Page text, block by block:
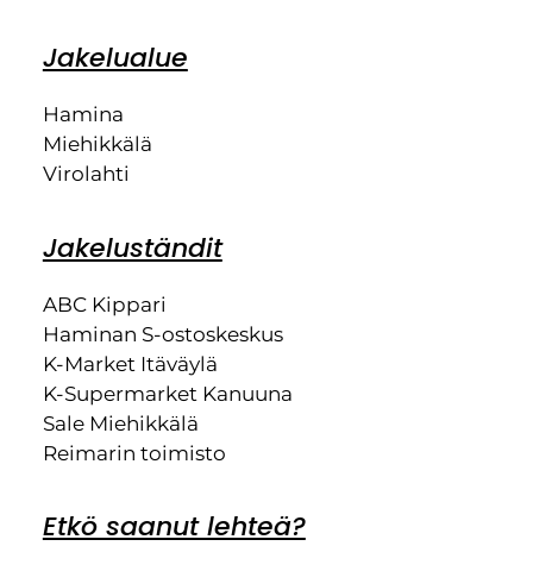
Jakelualue
Hamina
Miehikkälä
Virolahti
Jakeluständit
ABC Kippari
Haminan S-ostoskeskus
K-Market Itäväylä
K-Supermarket Kanuuna
Sale Miehikkälä
Reimarin toimisto
Etkö saanut lehteä?